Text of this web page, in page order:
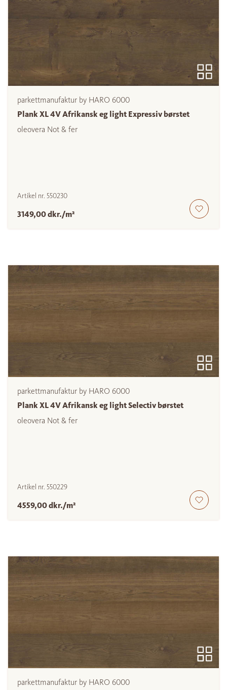
parkettmanufaktur by HARO 6000
Plank XL 4V Afrikansk eg light Expressiv børstet
oleovera Not & fer
Artikel nr. 550230
3149,00 dkr./m²
parkettmanufaktur by HARO 6000
Plank XL 4V Afrikansk eg light Selectiv børstet
oleovera Not & fer
Artikel nr. 550229
4559,00 dkr./m²
parkettmanufaktur by HARO 6000